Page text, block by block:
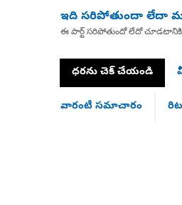
ఇది సరిపోతుందా లేదా
ఈ పార్ట్ సరిపోతుందో లేదో
ధరను చెక్ చేయండి
వారంటీ సమాచారం